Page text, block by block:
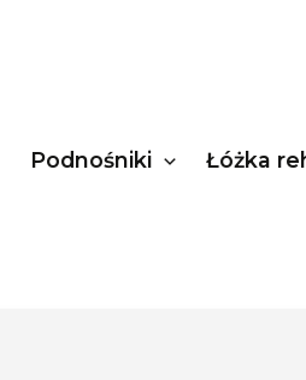
Podnośniki Łóżka